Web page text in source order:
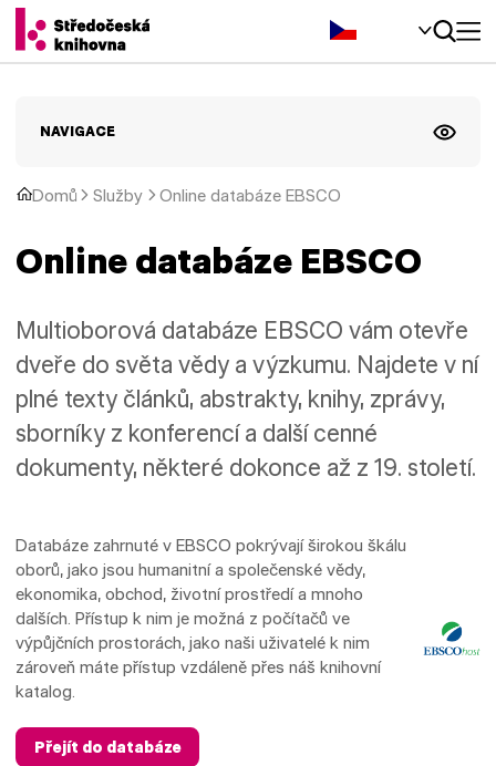
Čeština‎
Domů Služby Online databáze EBSCO
Online databáze EBSCO
Multioborová databáze EBSCO vám otevře
dveře do světa vědy a výzkumu. Najdete v ní
plné texty článků, abstrakty, knihy, zprávy,
sborníky z konferencí a další cenné
dokumenty, některé dokonce až z 19. století.
Databáze zahrnuté v EBSCO pokrývají širokou škálu
oborů, jako jsou humanitní a společenské vědy,
ekonomika, obchod, životní prostředí a mnoho
dalších. Přístup k nim je možná z počítačů ve
výpůjčních prostorách, jako naši uživatelé k nim
zároveň máte přístup vzdáleně přes náš knihovní
katalog.
Přejít do databáze
NAVIGACE